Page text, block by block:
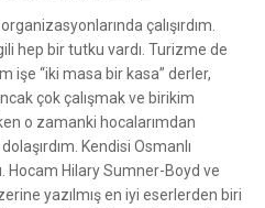
çalışırdım.
hep bir tutku vardı. Turizme de
işe “iki masa bir kasa” derler,
çok çalışmak ve birikim
o zamanki hocalarımdan
Kendisi Osmanlı
Hocam Hilary Sumner-Boyd ve
yazılmış en iyi eserlerden biri